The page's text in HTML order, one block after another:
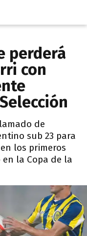
perderá
con
de
sub 23 para
los primeros
la Copa de la